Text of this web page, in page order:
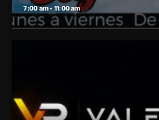
7:00 am - 11:00 am